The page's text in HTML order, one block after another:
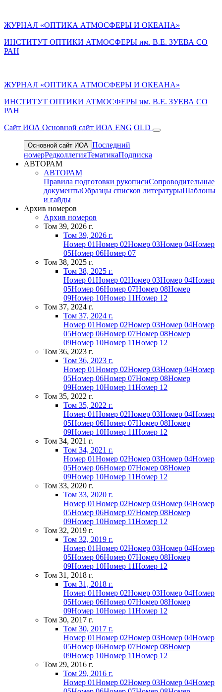
ЖУРНАЛ «ОПТИКА АТМОСФЕРЫ И ОКЕАНА»
ИНСТИТУТ ОПТИКИ АТМОСФЕРЫ им. В.Е. ЗУЕВА СО
РАН
ЖУРНАЛ «ОПТИКА АТМОСФЕРЫ И ОКЕАНА»
ИНСТИТУТ ОПТИКИ АТМОСФЕРЫ им. В.Е. ЗУЕВА СО
РАН
Cайт ИОА Основной сайт ИОА ENG OLD
Основной сайт ИОА Последний
номерРедколлегияТематикаПодписка
АВТОРАМ
АВТОРАМ
Правила подготовки рукописиСопроводительные
документыОбразцы списков литературыШаблоны
и гайды
Архив номеров
Архив номеров
Том 39, 2026 г.
Том 39, 2026 г.
Номер 01Номер 02Номер 03Номер 04Номер
05Номер 06Номер 07
Том 38, 2025 г.
Том 38, 2025 г.
Номер 01Номер 02Номер 03Номер 04Номер
05Номер 06Номер 07Номер 08Номер
09Номер 10Номер 11Номер 12
Том 37, 2024 г.
Том 37, 2024 г.
Номер 01Номер 02Номер 03Номер 04Номер
05Номер 06Номер 07Номер 08Номер
09Номер 10Номер 11Номер 12
Том 36, 2023 г.
Том 36, 2023 г.
Номер 01Номер 02Номер 03Номер 04Номер
05Номер 06Номер 07Номер 08Номер
09Номер 10Номер 11Номер 12
Том 35, 2022 г.
Том 35, 2022 г.
Номер 01Номер 02Номер 03Номер 04Номер
05Номер 06Номер 07Номер 08Номер
09Номер 10Номер 11Номер 12
Том 34, 2021 г.
Том 34, 2021 г.
Номер 01Номер 02Номер 03Номер 04Номер
05Номер 06Номер 07Номер 08Номер
09Номер 10Номер 11Номер 12
Том 33, 2020 г.
Том 33, 2020 г.
Номер 01Номер 02Номер 03Номер 04Номер
05Номер 06Номер 07Номер 08Номер
09Номер 10Номер 11Номер 12
Том 32, 2019 г.
Том 32, 2019 г.
Номер 01Номер 02Номер 03Номер 04Номер
05Номер 06Номер 07Номер 08Номер
09Номер 10Номер 11Номер 12
Том 31, 2018 г.
Том 31, 2018 г.
Номер 01Номер 02Номер 03Номер 04Номер
05Номер 06Номер 07Номер 08Номер
09Номер 10Номер 11Номер 12
Том 30, 2017 г.
Том 30, 2017 г.
Номер 01Номер 02Номер 03Номер 04Номер
05Номер 06Номер 07Номер 08Номер
09Номер 10Номер 11Номер 12
Том 29, 2016 г.
Том 29, 2016 г.
Номер 01Номер 02Номер 03Номер 04Номер